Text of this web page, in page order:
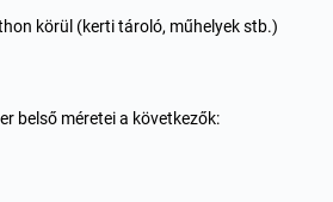
körül (kerti tároló, műhelyek stb.)
belső méretei a következők: